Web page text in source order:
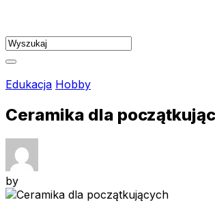
content
Edukacja Hobby
Ceramika dla
by